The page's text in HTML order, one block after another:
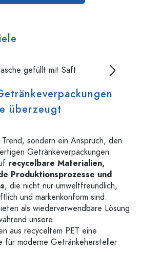
überzeugt
sondern ein Anspruch, den
Getränkeverpackungen
recycelbare Materialien,
Produktionsprozesse und
, die nicht nur umweltfreundlich,
und markenkonform sind.
als wiederverwendbare Lösung
unsere
aus recyceltem PET eine
für moderne Getränkehersteller